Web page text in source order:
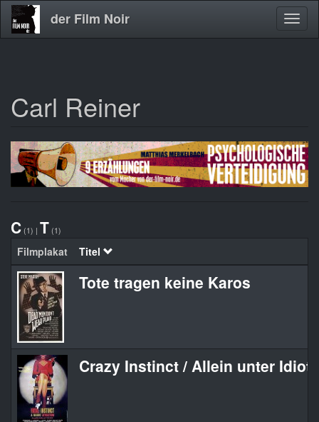
Direkt
zum
der Film Noir
Carl Reiner
C (1) | T (1)
Filmplakat Titel
Tote tragen keine Karos
Crazy Instinct / Allein unter